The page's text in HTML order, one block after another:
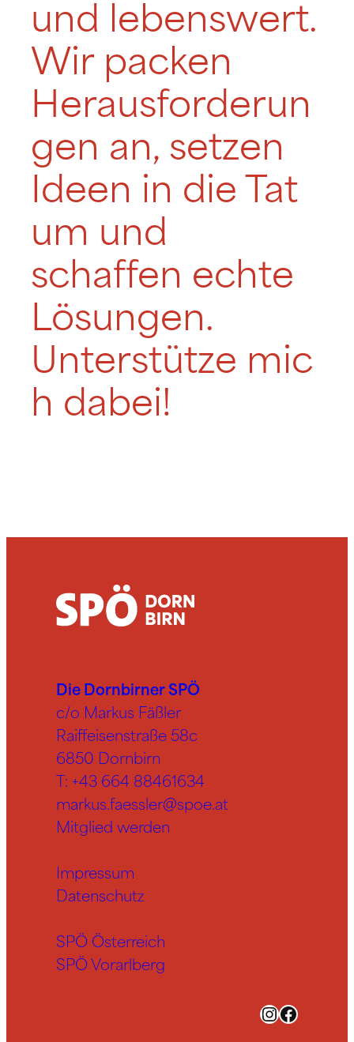
und lebenswert.
Wir packen
Herausforderun
gen an, setzen
Ideen in die Tat
um und
schaffen echte
Lösungen.
Unterstütze mic
h dabei!
Die Dornbirner SPÖ
c/o Markus Fäßler
Raiffeisenstraße 58c
6850 Dornbirn
T: +43 664 88461634
markus.faessler@spoe.at
Mitglied werden
Impressum
Datenschutz
SPÖ Österreich
SPÖ Vorarlberg
InstagramFacebook